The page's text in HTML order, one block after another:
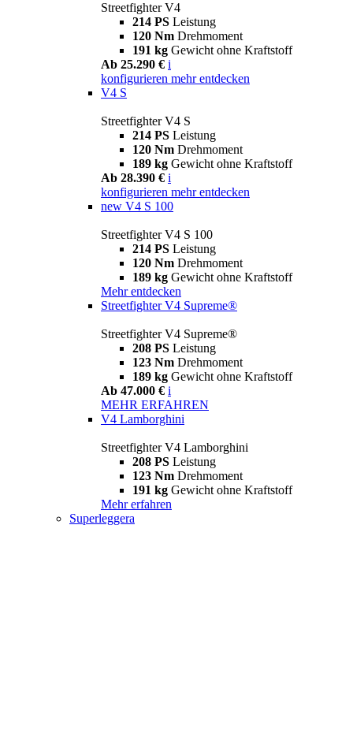
Streetfighter V4
214 PS Leistung
120 Nm Drehmoment
191 kg Gewicht ohne Kraftstoff
Ab 25.290 € i
konfigurieren mehr entdecken
V4 S
Streetfighter V4 S
214 PS Leistung
120 Nm Drehmoment
189 kg Gewicht ohne Kraftstoff
Ab 28.390 € i
konfigurieren mehr entdecken
new V4 S 100
Streetfighter V4 S 100
214 PS Leistung
120 Nm Drehmoment
189 kg Gewicht ohne Kraftstoff
Mehr entdecken
Streetfighter V4 Supreme®
Streetfighter V4 Supreme®
208 PS Leistung
123 Nm Drehmoment
189 kg Gewicht ohne Kraftstoff
Ab 47.000 € i
MEHR ERFAHREN
V4 Lamborghini
Streetfighter V4 Lamborghini
208 PS Leistung
123 Nm Drehmoment
191 kg Gewicht ohne Kraftstoff
Mehr erfahren
Superleggera